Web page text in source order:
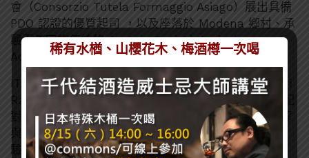
會（Consorzio Tutela Formaggio Asiago）展出具備
PDO 認證的優質起司 ，以及座落於 Modena 鄉村、承
襲百年家族傳統的 Acetaia Società Agricola
Acetomodena 展示頂級巴薩米克醋 。
ITA 義大利經濟貿易文化推廣辦事處-貿易組主任 Luigi
Raffone 陸意吉表示：「未來將持續透過展覽與商務配
對等多元活動，促進台灣業者對義大利優質產品的了解
與合作機會，並帶來更多樣化的義式生活與文化體
驗。」透過餐酒搭配與優質食材的推廣，ITA 致力於將
稀有水楢、山櫻花木、梅酒樽一次喝